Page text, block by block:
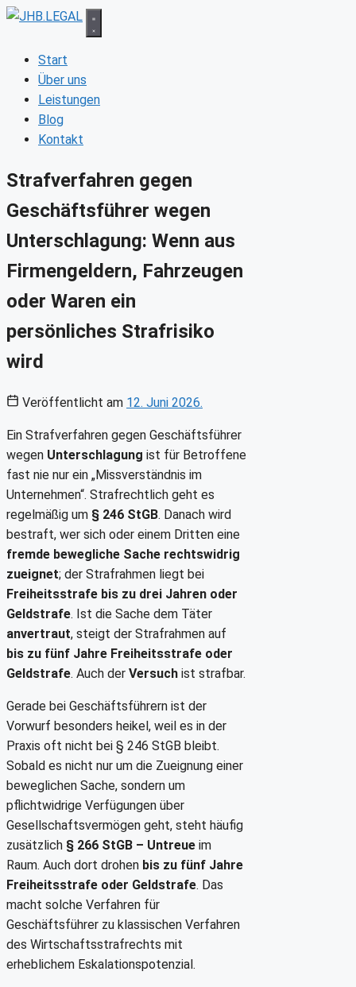
Zum
springenStart
Über uns
Leistungen
Blog
Kontakt
Strafverfahren gegen
Geschäftsführer wegen
Unterschlagung: Wenn aus
Firmengeldern, Fahrzeugen
oder Waren ein
persönliches Strafrisiko
wird
Veröffentlicht am 12. Juni 2026.
Ein Strafverfahren gegen Geschäftsführer
wegen Unterschlagung ist für Betroffene
fast nie nur ein „Missverständnis im
Unternehmen“. Strafrechtlich geht es
regelmäßig um § 246 StGB. Danach wird
bestraft, wer sich oder einem Dritten eine
fremde bewegliche Sache rechtswidrig
zueignet; der Strafrahmen liegt bei
Freiheitsstrafe bis zu drei Jahren oder
Geldstrafe. Ist die Sache dem Täter
anvertraut, steigt der Strafrahmen auf
bis zu fünf Jahre Freiheitsstrafe oder
Geldstrafe. Auch der Versuch ist strafbar.
Gerade bei Geschäftsführern ist der
Vorwurf besonders heikel, weil es in der
Praxis oft nicht bei § 246 StGB bleibt.
Sobald es nicht nur um die Zueignung einer
beweglichen Sache, sondern um
pflichtwidrige Verfügungen über
Gesellschaftsvermögen geht, steht häufig
zusätzlich § 266 StGB – Untreue im
Raum. Auch dort drohen bis zu fünf Jahre
Freiheitsstrafe oder Geldstrafe. Das
macht solche Verfahren für
Geschäftsführer zu klassischen Verfahren
des Wirtschaftsstrafrechts mit
erheblichem Eskalationspotenzial.